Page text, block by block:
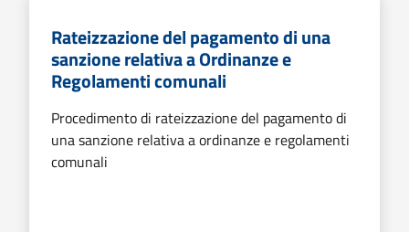
Rateizzazione del pagamento di una
sanzione relativa a Ordinanze e
Regolamenti comunali
Procedimento di rateizzazione del pagamento di
una sanzione relativa a ordinanze e regolamenti
comunali